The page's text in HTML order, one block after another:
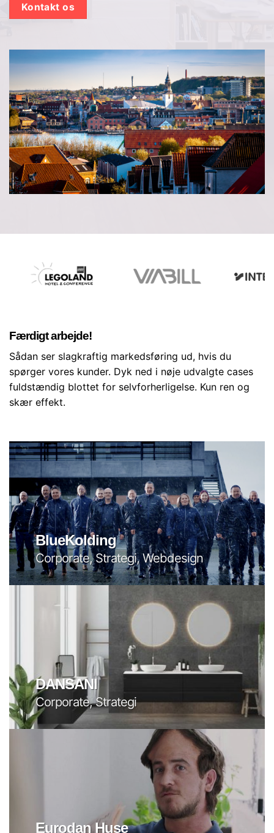
Kontakt os
Færdigt arbejde!
Sådan ser slagkraftig markedsføring ud, hvis du
spørger vores kunder. Dyk ned i nøje udvalgte cases
fuldstændig blottet for selvforherligelse. Kun ren og
skær effekt.
BlueKolding
Corporate, Strategi, Webdesign
DANSANI
Corporate, Strategi
Eurodan Huse